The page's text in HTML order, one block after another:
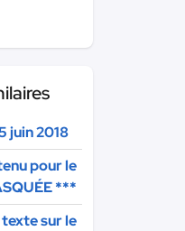
juin 2018
pour le
***
sur le